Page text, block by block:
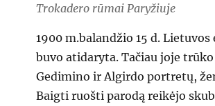
Trokadero rūmai Paryžiuje
1900 m.balandžio 15 d. Lietuvos
buvo atidaryta. Tačiau joje
Gedimino ir Algirdo portretų,
Baigti ruošti parodą reikėjo